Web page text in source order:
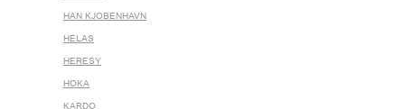
HAN KJOBENHAVN
HELAS
HERESY
HOKA
KARDO